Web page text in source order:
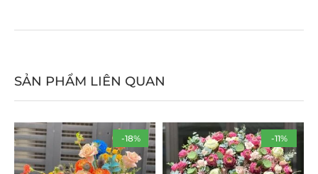
SẢN PHẨM LIÊN QUAN
-18% -11%